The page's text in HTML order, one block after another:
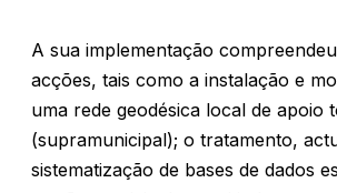
A sua implementação
acções, tais como a instalação e
uma rede geodésica local de apoio
(supramunicipal); o tratamento,
sistematização de bases de dados